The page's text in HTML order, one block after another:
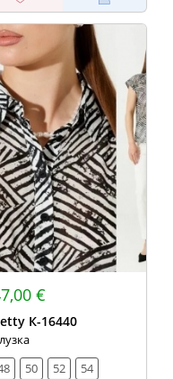
€
К-16440
50 52 54